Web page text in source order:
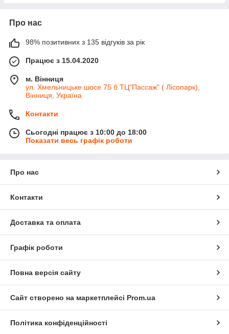
Про нас
98% позитивних з 135 відгуків за рік
Працює з 15.04.2020
м. Вінниця
ул. Хмельницьке шосе 75 б ТЦ"Пассаж" ( Лісопарк),
Вінниця, Україна
Контакти
Сьогодні працює з 10:00 до 18:00
Показати весь графік роботи
Про нас
Контакти
Доставка та оплата
Графік роботи
Повна версія сайту
Сайт створено на маркетплейсі Prom.ua
Політика конфіденційності